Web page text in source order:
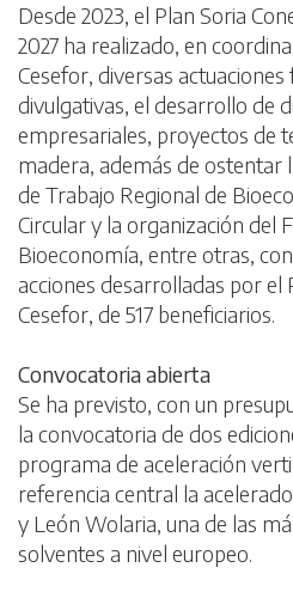
Desde 2023, el Plan Soria
2027 ha realizado, en
Cesefor, diversas
divulgativas, el desarrollo de
empresariales, proyectos de
madera, además de ostentar
de Trabajo Regional de
Circular y la organización del
Bioeconomía, entre otras,
acciones desarrolladas por el
Cesefor, de 517 beneficiarios.
Convocatoria abierta
Se ha previsto, con un
la convocatoria de dos
programa de aceleración
referencia central la
y León Wolaria, una de las
solventes a nivel europeo.